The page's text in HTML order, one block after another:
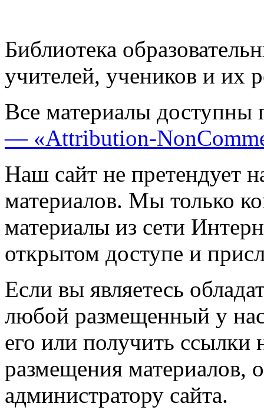
Библиотека
учителей, учеников и их
Все материалы доступны
— «Attribution-
Наш сайт не претендует
материалов. Мы только
материалы из сети
открытом доступе и
Если вы являетесь
любой размещенный у
его или получить ссылки
размещения материалов,
администратору сайта.